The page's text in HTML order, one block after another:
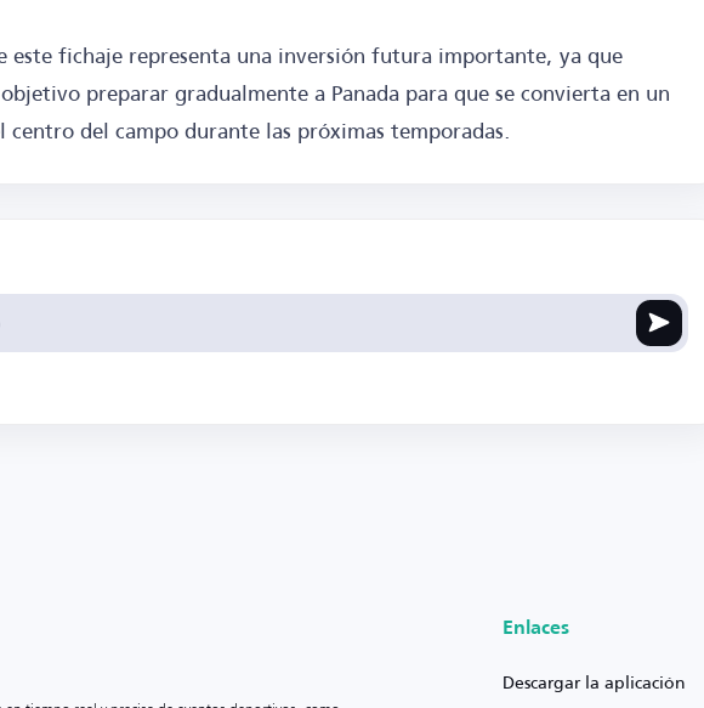
este fichaje representa una inversión futura importante, ya que
preparar gradualmente a Panada para que se convierta en un
centro del campo durante las próximas temporadas.
Enlaces
Descargar la aplicación